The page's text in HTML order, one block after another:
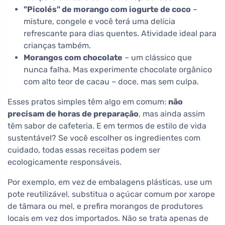
"Picolés" de morango com iogurte de coco –
misture, congele e você terá uma delícia
refrescante para dias quentes. Atividade ideal para
crianças também.
Morangos com chocolate – um clássico que
nunca falha. Mas experimente chocolate orgânico
com alto teor de cacau – doce, mas sem culpa.
Esses pratos simples têm algo em comum: não
precisam de horas de preparação, mas ainda assim
têm sabor de cafeteria. E em termos de estilo de vida
sustentável? Se você escolher os ingredientes com
cuidado, todas essas receitas podem ser
ecologicamente responsáveis.
Por exemplo, em vez de embalagens plásticas, use um
pote reutilizável, substitua o açúcar comum por xarope
de tâmara ou mel, e prefira morangos de produtores
locais em vez dos importados. Não se trata apenas de